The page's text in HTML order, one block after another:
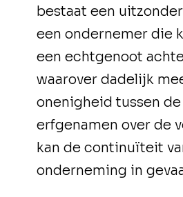
bestaat een
een ondernemer die
een echtgenoot
waarover dadelijk
onenigheid tussen de
erfgenamen over de
kan de continuïteit
onderneming in